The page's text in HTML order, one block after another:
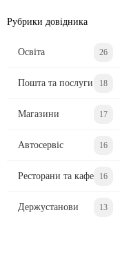
Рубрики довідника
Освіта 26
Пошта та послуги 18
Магазини 17
Автосервіс 16
Ресторани та кафе 16
Держустанови 13